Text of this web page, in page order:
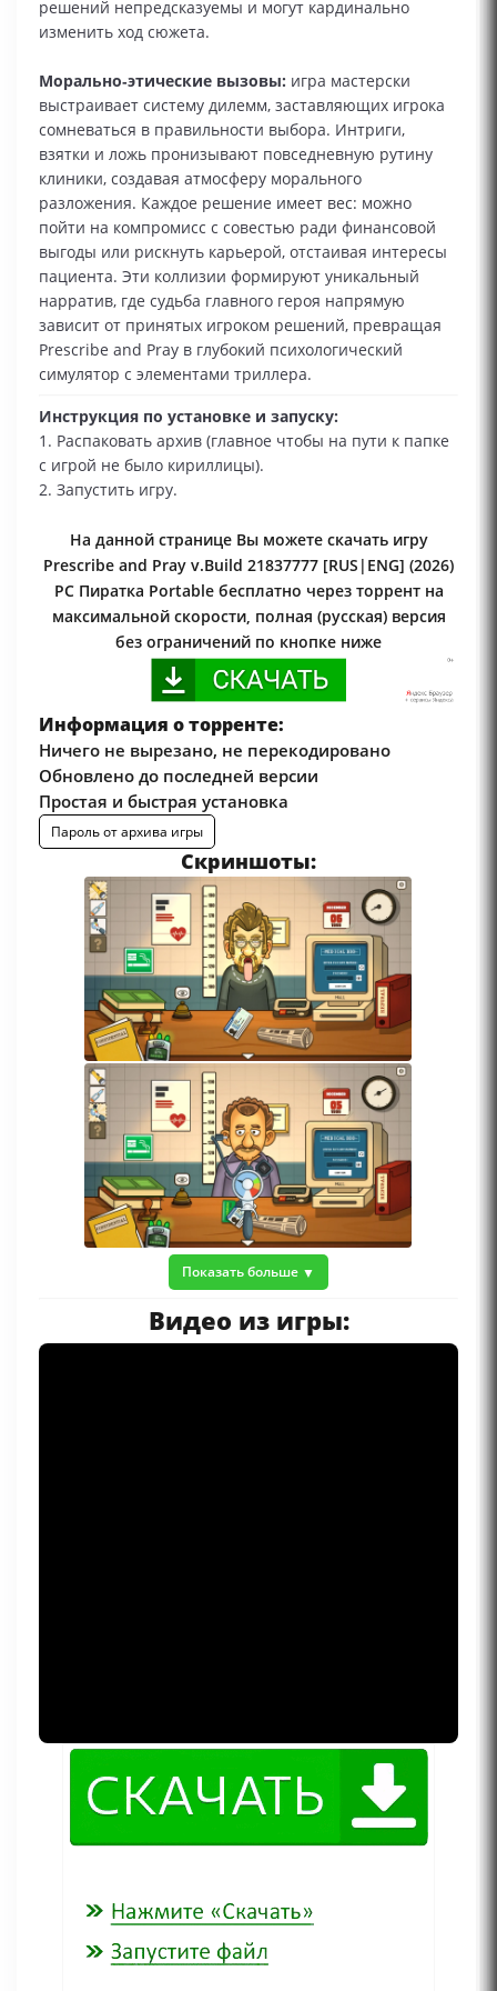
решений непредсказуемы и могут кардинально
изменить ход сюжета.
Морально‑этические вызовы: игра мастерски
выстраивает систему дилемм, заставляющих игрока
сомневаться в правильности выбора. Интриги,
взятки и ложь пронизывают повседневную рутину
клиники, создавая атмосферу морального
разложения. Каждое решение имеет вес: можно
пойти на компромисс с совестью ради финансовой
выгоды или рискнуть карьерой, отстаивая интересы
пациента. Эти коллизии формируют уникальный
нарратив, где судьба главного героя напрямую
зависит от принятых игроком решений, превращая
Prescribe and Pray в глубокий психологический
симулятор с элементами триллера.
Инструкция по установке и запуску:
1. Распаковать архив (главное чтобы на пути к папке
с игрой не было кириллицы).
2. Запустить игру.
На данной странице Вы можете скачать игру
Prescribe and Pray v.Build 21837777 [RUS|ENG] (2026)
PC Пиратка Portable бесплатно через торрент на
максимальной скорости, полная (русская) версия
без ограничений по кнопке ниже
Информация о торренте:
Ничего не вырезано, не перекодировано
Обновлено до последней версии
Простая и быстрая установка
Пароль от архива игры
Скриншоты:
Показать больше
Видео из игры: